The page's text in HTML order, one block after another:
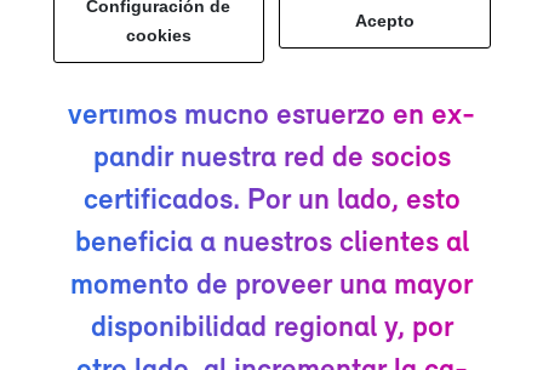
Configuración de
cookies
Acepto
más cer­ca y es com­pe­ten­te. Es
por es­to que en CHEM­DOX in­
ver­ti­mos mu­cho es­fuer­zo en ex­
pan­dir nues­tra red de so­cios
cer­ti­fi­ca­dos. Por un la­do, es­to
be­ne­fi­cia a nues­tros clien­tes al
mo­men­to de pro­veer una ma­yor
dis­po­ni­bi­li­dad re­gio­nal y, por